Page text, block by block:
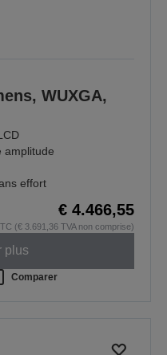
WUXGA,
amplitude
effort
€ 4.466,55
(€ 3.691,36 TVA non comprise)
plus
Comparer